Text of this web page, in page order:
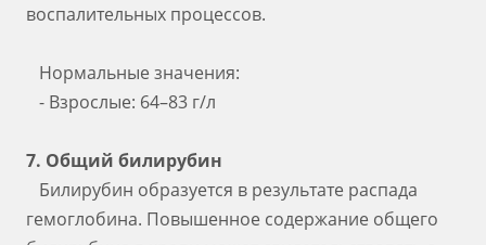
воспалительных процессов.
Нормальные значения:
- Взрослые: 64–83 г/л
7. Общий билирубин
Билирубин образуется в результате распада
гемоглобина. Повышенное содержание общего